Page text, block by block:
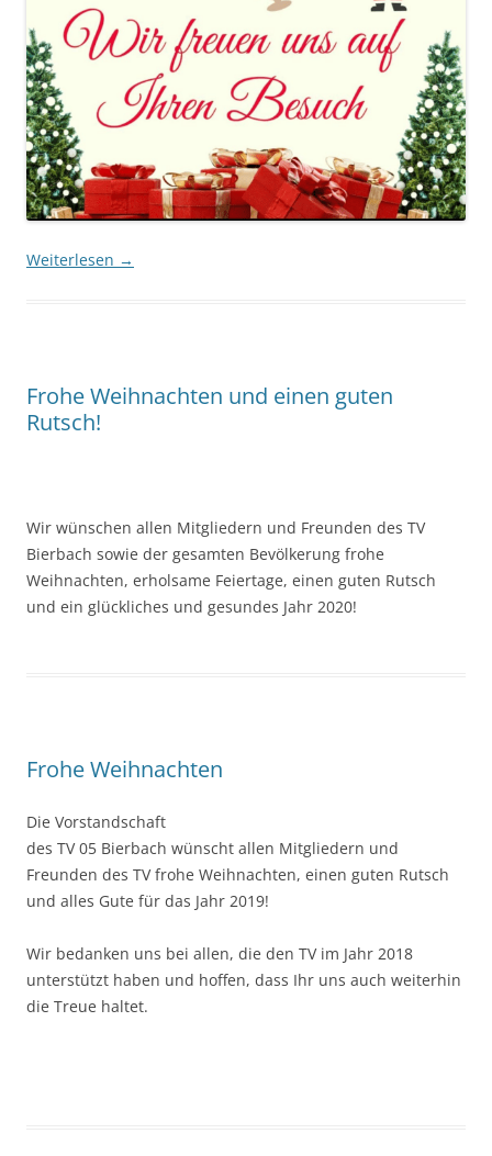
Weiterlesen →
Frohe Weihnachten und einen guten
Rutsch!
Wir wünschen allen Mitgliedern und Freunden des TV
Bierbach sowie der gesamten Bevölkerung frohe
Weihnachten, erholsame Feiertage, einen guten Rutsch
und ein glückliches und gesundes Jahr 2020!
Frohe Weihnachten
Die Vorstandschaft
des TV 05 Bierbach wünscht allen Mitgliedern und
Freunden des TV frohe Weihnachten, einen guten Rutsch
und alles Gute für das Jahr 2019!
Wir bedanken uns bei allen, die den TV im Jahr 2018
unterstützt haben und hoffen, dass Ihr uns auch weiterhin
die Treue haltet.